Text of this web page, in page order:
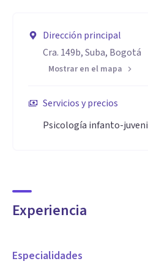
Dirección principal
Cra. 149b, Suba, Bogotá
Mostrar en el mapa
Servicios y precios
Psicología infanto-
Experiencia
Especialidades